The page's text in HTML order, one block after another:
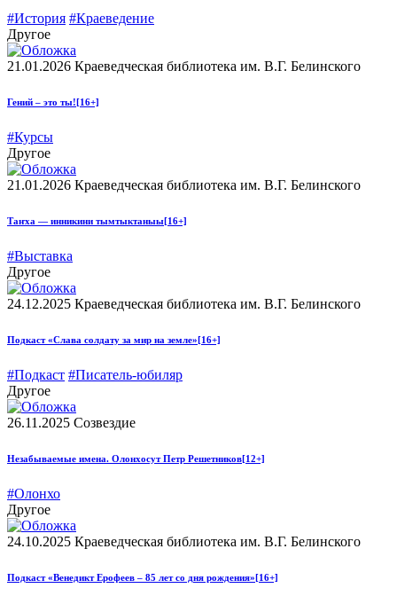
#История #Краеведение
Другое
21.01.2026 Краеведческая библиотека им. В.Г. Белинского
Гений – это ты![16+]
#Курсы
Другое
21.01.2026 Краеведческая библиотека им. В.Г. Белинского
Таҥха — инникини тымтыктаныы[16+]
#Выставка
Другое
24.12.2025 Краеведческая библиотека им. В.Г. Белинского
Подкаст «Слава солдату за мир на земле»[16+]
#Подкаст #Писатель-юбиляр
Другое
26.11.2025 Созвездие
Незабываемые имена. Олонхосут Петр Решетников[12+]
#Олонхо
Другое
24.10.2025 Краеведческая библиотека им. В.Г. Белинского
Подкаст «Венедикт Ерофеев – 85 лет со дня рождения»[16+]